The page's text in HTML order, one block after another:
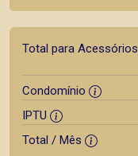
Total para Acessórios
Condomínio
IPTU
Total / Mês